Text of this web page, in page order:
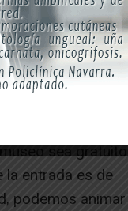
divulgativo, «pero
o con la
espacio
talleres, u otras
sea gratuito
la entrada es de
podemos animar